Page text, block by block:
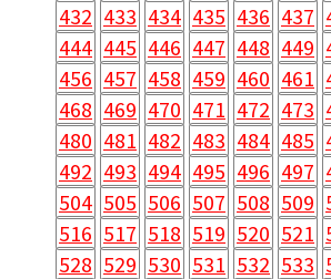
432 433 434 435 436 437
444 445 446 447 448 449
456 457 458 459 460 461
468 469 470 471 472 473
480 481 482 483 484 485
492 493 494 495 496 497
504 505 506 507 508 509
516 517 518 519 520 521
528 529 530 531 532 533